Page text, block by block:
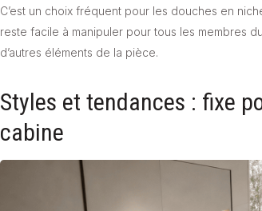
C’est un choix fréquent pour les douches en
reste facile à manipuler pour tous les membres
d’autres éléments de la pièce.
Styles et tendances : fixe
cabine